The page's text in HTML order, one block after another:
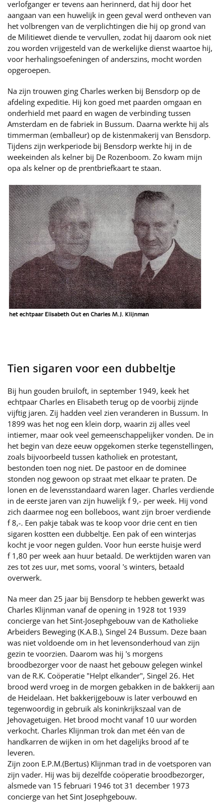
verlofganger er tevens aan herinnerd, dat hij door het
aangaan van een huwelijk in geen geval werd ontheven van
het volbrengen van de verplichtingen die hij op grond van
de Militiewet diende te vervullen, zodat hij daarom ook niet
zou worden vrijgesteld van de werkelijke dienst waartoe hij,
voor herhalingsoefeningen of anderszins, mocht worden
opgeroepen.
Na zijn trouwen ging Charles werken bij Bensdorp op de
afdeling expeditie. Hij kon goed met paarden omgaan en
onderhield met paard en wagen de verbinding tussen
Amsterdam en de fabriek in Bussum. Daarna werkte hij als
timmerman (emballeur) op de kistenmakerij van Bensdorp.
Tijdens zijn werkperiode bij Bensdorp werkte hij in de
weekeinden als kelner bij De Rozenboom. Zo kwam mijn
opa als kelner op de prentbriefkaart te staan.
het echtpaar Elisabeth Out en Charles M.J. Klijnman
Tien sigaren voor een dubbeltje
Bij hun gouden bruiloft, in september 1949, keek het
echtpaar Charles en Elisabeth terug op de voorbij zijnde
vijftig jaren. Zij hadden veel zien veranderen in Bussum. In
1899 was het nog een klein dorp, waarin zij alles veel
intiemer, maar ook veel gemeenschappelijker vonden. De in
het begin van deze eeuw opgekomen sterke tegenstellingen,
zoals bijvoorbeeld tussen katholiek en protestant,
bestonden toen nog niet. De pastoor en de dominee
stonden nog gewoon op straat met elkaar te praten. De
lonen en de levensstandaard waren lager. Charles verdiende
in de eerste jaren van zijn huwelijk f 9,- per week. Hij vond
zich daarmee nog een bolleboos, want zijn broer verdiende
f 8,-. Een pakje tabak was te koop voor drie cent en tien
sigaren kostten een dubbeltje. Een pak of een winterjas
kocht je voor negen gulden. Voor hun eerste huisje werd
f 1,80 per week aan huur betaald. De werktijden waren van
zes tot zes uur, met soms, vooral 's winters, betaald
overwerk.
Na meer dan 25 jaar bij Bensdorp te hebben gewerkt was
Charles Klijnman vanaf de opening in 1928 tot 1939
concierge van het Sint-Josephgebouw van de Katholieke
Arbeiders Beweging (K.A.B.), Singel 24 Bussum. Deze baan
was niet voldoende om in het levensonderhoud van zijn
gezin te voorzien. Daarom was hij 's morgens
broodbezorger voor de naast het gebouw gelegen winkel
van de R.K. Coöperatie "Helpt elkander", Singel 26. Het
brood werd vroeg in de morgen gebakken in de bakkerij aan
de Heidelaan. Het bakkerijgebouw is later verbouwd en
tegenwoordig in gebruik als koninkrijkszaal van de
Jehovagetuigen. Het brood mocht vanaf 10 uur worden
verkocht. Charles Klijnman trok dan met één van de
handkarren de wijken in om het dagelijks brood af te
leveren.
Zijn zoon E.P.M.(Bertus) Klijnman trad in de voetsporen van
zijn vader. Hij was bij dezelfde coöperatie broodbezorger,
alsmede van 15 februari 1946 tot 31 december 1973
concierge van het Sint Josephgebouw.